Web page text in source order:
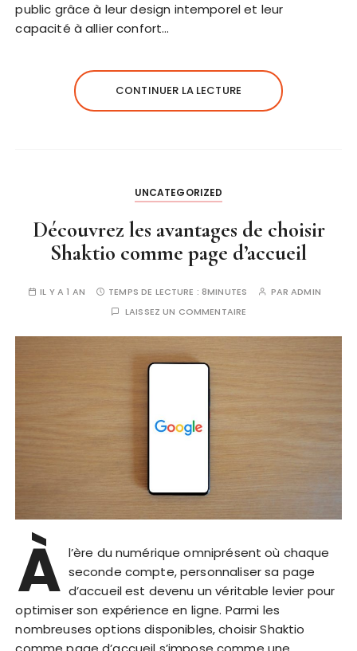
public grâce à leur design intemporel et leur
capacité à allier confort…
CONTINUER LA LECTURE
UNCATEGORIZED
Découvrez les avantages de choisir
Shaktio comme page d’accueil
IL Y A 1 AN TEMPS DE LECTURE :8MINUTES PARADMIN
LAISSEZ UN COMMENTAIRE
À l’ère du numérique omniprésent où chaque
seconde compte, personnaliser sa page
d’accueil est devenu un véritable levier pour
optimiser son expérience en ligne. Parmi les
nombreuses options disponibles, choisir Shaktio